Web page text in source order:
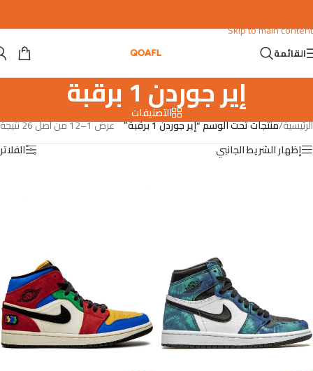
Skip to main content
القائمة
إير جوردن 1 برقبة
التصنيفات
الرئيسية/منتجات تحت الوسم “إير جوردن 1 برقبة”
عرض 1–12 من أصل 26 نتيجة
إظهار الشريط الجانبي
الفلاتر